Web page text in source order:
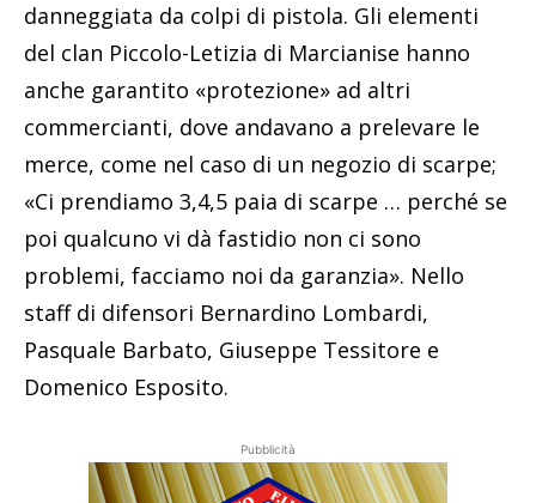
danneggiata da colpi di pistola. Gli elementi
del clan Piccolo-Letizia di Marcianise hanno
anche garantito «protezione» ad altri
commercianti, dove andavano a prelevare le
merce, come nel caso di un negozio di scarpe;
«Ci prendiamo 3,4,5 paia di scarpe … perché se
poi qualcuno vi dà fastidio non ci sono
problemi, facciamo noi da garanzia». Nello
staff di difensori Bernardino Lombardi,
Pasquale Barbato, Giuseppe Tessitore e
Domenico Esposito.
Pubblicità